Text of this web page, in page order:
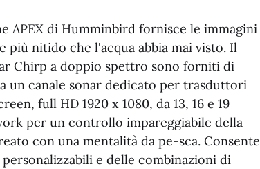
APEX di Humminbird fornisce le immagini
nitido che l'acqua abbia mai visto. Il
Chirp a doppio spettro sono forniti di
un canale sonar dedicato per trasduttori
full HD 1920 x 1080, da 13, 16 e 19
per un controllo impareggiabile della
con una mentalità da pe-sca. Consente
e delle combinazioni di